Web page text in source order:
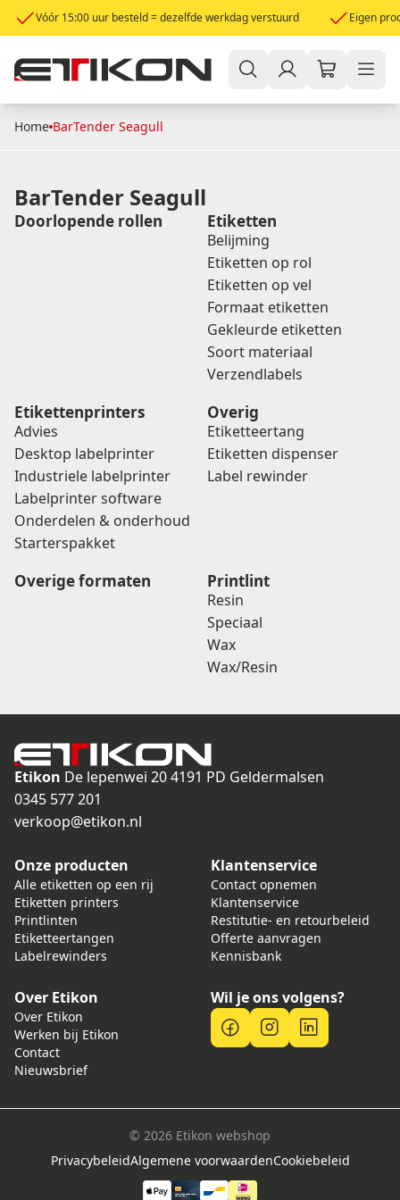
Vóór 15:00 uur besteld = dezelfde werkdag verstuurd Eigen
Home BarTender Seagull
BarTender Seagull
Doorlopende rollen Etiketten
Belijming
Etiketten op rol
Etiketten op vel
Formaat etiketten
Gekleurde etiketten
Soort materiaal
Verzendlabels
Etikettenprinters
Advies
Desktop labelprinter
Industriele labelprinter
Labelprinter software
Onderdelen & onderhoud
Starterspakket
Overig
Etiketteertang
Etiketten dispenser
Label rewinder
Overige formaten Printlint
Resin
Speciaal
Wax
Wax/Resin
Etikon De lepenwei 204191 PD Geldermalsen
0345 577 201
verkoop@etikon.nl
Onze producten
Alle etiketten op een rij
Etiketten printers
Printlinten
Etiketteertangen
Labelrewinders
Klantenservice
Contact opnemen
Klantenservice
Restitutie- en retourbeleid
Offerte aanvragen
Kennisbank
Over Etikon
Over Etikon
Werken bij Etikon
Contact
Nieuwsbrief
Wil je ons volgens?
© 2026 Etikon webshop
PrivacybeleidAlgemene voorwaardenCookiebeleid